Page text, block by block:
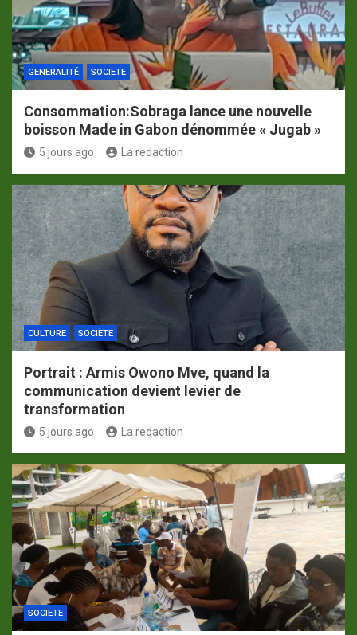
GENERALITÉ SOCIETE
Consommation:Sobraga lance une nouvelle
boisson Made in Gabon dénommée « Jugab »
5 jours ago La redaction
CULTURE SOCIETE
Portrait : Armis Owono Mve, quand la
communication devient levier de
transformation
5 jours ago La redaction
SOCIETE